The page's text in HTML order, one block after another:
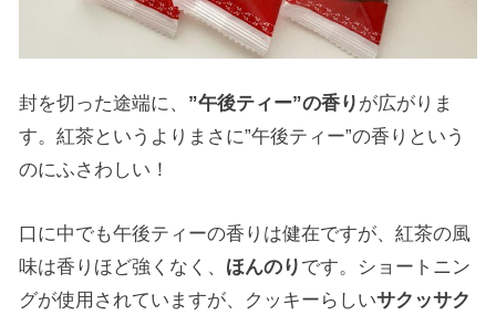
封を切った途端に、 ”午後ティー”の香り が広がりま
す。紅茶というよりまさに”午後ティー”の香りという
のにふさわしい！
口に中でも午後ティーの香りは健在ですが、紅茶の風
味は香りほど強くなく、 ほんのり です。ショートニン
グが使用されていますが、クッキーらしいサクッサク